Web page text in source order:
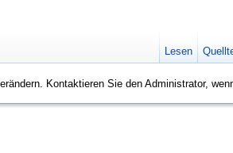
Kontaktieren Sie den Administrator,
Lesen